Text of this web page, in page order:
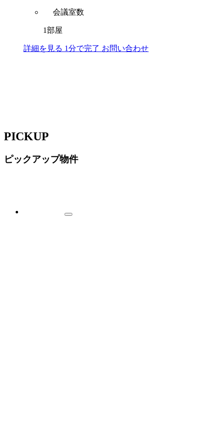
会議室数
1部屋
詳細を見る 1分で完了 お問い合わせ
PICKUP
ピックアップ物件